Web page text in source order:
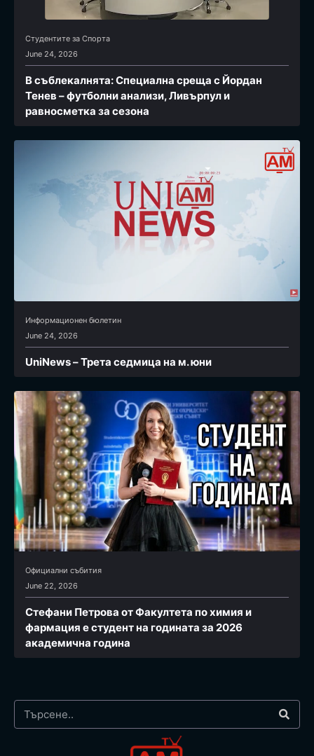
Студентите за Спортa
June 24, 2026
В съблекалнята: Специална среща с Йордан
Тенев – футболни анализи, Ливърпул и
равносметка за сезона
Информационен бюлетин
June 24, 2026
UniNews – Трета седмица на м. юни
Официални събития
June 22, 2026
Стефани Петрова от Факултета по химия и
фармация e студент на годината за 2026
академична година